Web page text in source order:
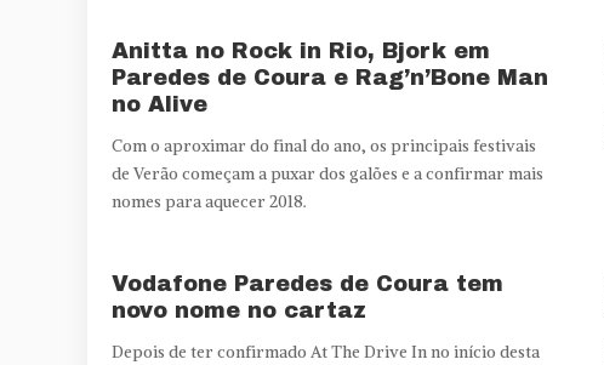
Anitta no Rock in Rio, Bjork em
Paredes de Coura e Rag’n’Bone Man
no Alive
Com o aproximar do final do ano, os principais festivais
de Verão começam a puxar dos galões e a confirmar mais
nomes para aquecer 2018.
Vodafone Paredes de Coura tem
novo nome no cartaz
Depois de ter confirmado At The Drive In no início desta